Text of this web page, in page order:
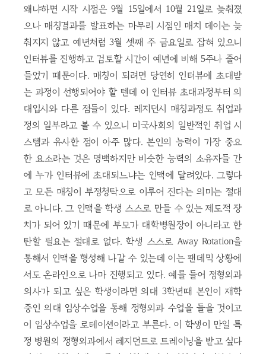
왜냐하면 시작 시점은 9월 15일에서 10월 21일로 늦춰졌
으나 매칭결과를 발표하는 마무리 시점인 매치 데이는 늦
춰지지 않고 예년처럼 3월 셋째 주 금요일로 잡혀 있으니
인터뷰를 진행하고 검토할 시간이 예년에 비해 5주나 줄어
들었기 때문이다. 매칭이 되려면 당연히 인터뷰에 초대받
는 과정이 선행되어야 할 텐데 이 인터뷰 초대과정부터 의
대입시와 다른 점들이 있다. 레지던시 매칭과정도 취업과
정의 일부라고 볼 수 있으니 미국사회의 일반적인 취업 시
스템과 유사한 점이 아주 많다. 본인의 능력이 가장 중요
한 요소라는 것은 명백하지만 비슷한 능력의 소유자들 간
에 누가 인터뷰에 초대되느냐는 인맥에 달려있다. 그렇다
고 모든 매칭이 부정청탁으로 이루어 진다는 의미는 절대
로 아니다. 그 인맥을 학생 스스로 만들 수 있는 제도적 장
치가 되어 있기 때문에 부모가 대학병원장이 아니라고 한
탄할 필요는 절대로 없다. 학생 스스로 Away Rotation을
통해서 인맥을 형성해 나갈 수 있는데 이는 팬데믹 상황에
서도 온라인으로 나마 진행되고 있다. 예를 들어 정형외과
의사가 되고 싶은 학생이라면 의대 3학년때 본인이 재학
중인 의대 임상수업을 통해 정형외과 수업을 들을 것이고
이 임상수업을 로테이션이라고 부른다. 이 학생이 만일 특
정 병원의 정형외과에서 레지던트로 트레이닝을 받고 싶다